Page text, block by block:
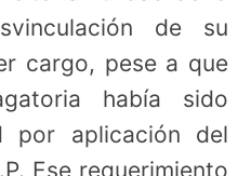
de su
cargo, pese a que
había sido
por aplicación del
Ese requerimiento